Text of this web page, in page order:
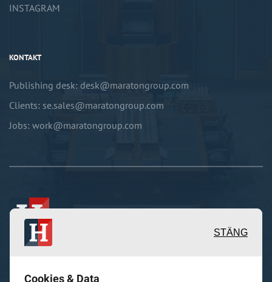
INSTAGRAM
KONTAKT
Publishing desk: desk@maratongroup.com
Clients: se.sales@maratongroup.com
Jobs: work@maratongroup.com
STÄNG
Cookies & Data